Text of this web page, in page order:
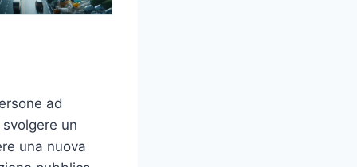
ad
un
una nuova